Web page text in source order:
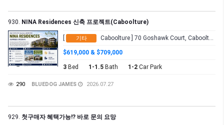
930. NINA Residences 신축 프로젝트(Caboolture)
기타 Caboolture ] 70 Goshawk Court, Caboolture QLD 4510
$619,000 & $709,000
3 Bed 1-1.5 Bath 1-2 Car Park
290 BLUEDOG JAMES 2026.07.27
929. 첫구매자 혜택가능!? 바로 문의 요망